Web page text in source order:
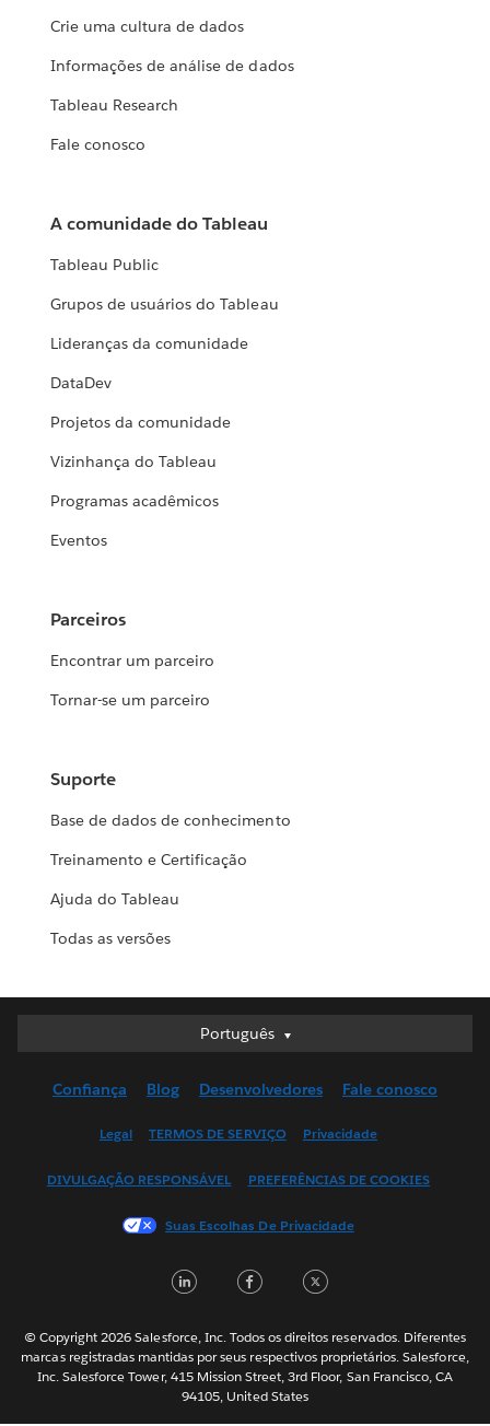
Crie uma cultura de dados
Informações de análise de dados
Tableau Research
Fale conosco
A comunidade do Tableau
Tableau Public
Grupos de usuários do Tableau
Lideranças da comunidade
DataDev
Projetos da comunidade
Vizinhança do Tableau
Programas acadêmicos
Eventos
Parceiros
Encontrar um parceiro
Tornar-se um parceiro
Suporte
Base de dados de conhecimento
Treinamento e Certificação
Ajuda do Tableau
Todas as versões
Português
Português
English (UK)
Français (Canada)
日本語
Nederlands
Svenska
ไทย
Confiança Blog Desenvolvedores Fale conosco
Legal TERMOS DE SERVIÇO Privacidade
DIVULGAÇÃO RESPONSÁVEL PREFERÊNCIAS DE COOKIES
Suas Escolhas De Privacidade
LinkedInFacebook
© Copyright 2026 Salesforce, Inc. Todos os direitos reservados. Diferentes
marcas registradas mantidas por seus respectivos proprietários. Salesforce,
Inc. Salesforce Tower, 415 Mission Street, 3rd Floor, San Francisco, CA
94105, United States